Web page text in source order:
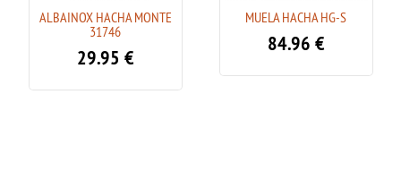
ALBAINOX HACHA MONTE
31746
29.95 €
MUELA HACHA HG-S
84.96 €